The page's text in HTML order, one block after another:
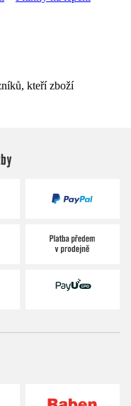
kteří zboží